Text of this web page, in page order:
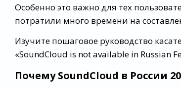
Особенно это важно для тех
потратили много времени на
Изучите пошаговое руководство
«SoundCloud is not available in Russian
Почему SoundCloud в России